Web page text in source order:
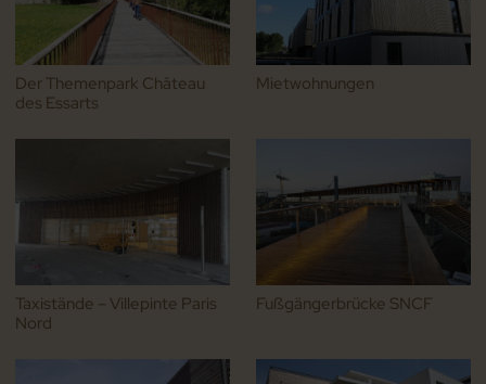
Der Themenpark Château
des Essarts
Mietwohnungen
Taxistände – Villepinte Paris
Nord
Fußgängerbrücke SNCF